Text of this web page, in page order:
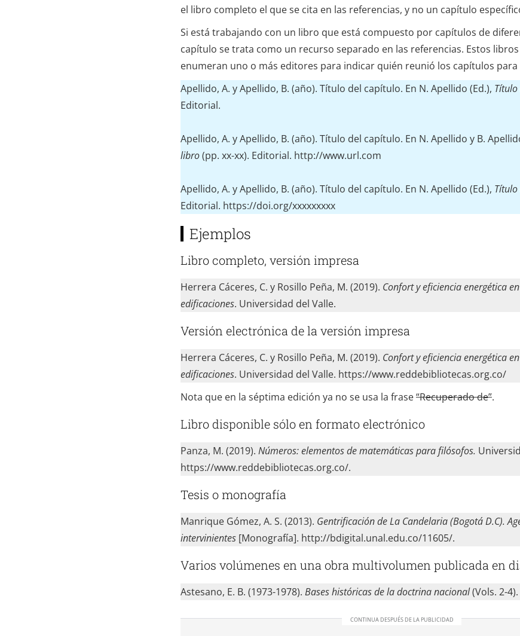
el libro completo el que se cita en las referencias, y no un capítulo
Si está trabajando con un libro que está compuesto por capítulos de
capítulo se trata como un recurso separado en las referencias. Estos
enumeran uno o más editores para indicar quién reunió los capítulos
Apellido, A. y Apellido, B. (año). Título del capítulo. En N. Apellido (Ed.),
Editorial.
Apellido, A. y Apellido, B. (año). Título del capítulo. En N. Apellido y B.
libro(pp. xx-xx). Editorial. http://www.url.com
Apellido, A. y Apellido, B. (año). Título del capítulo. En N. Apellido (Ed.),
Editorial. https://doi.org/xxxxxxxxx
Ejemplos
Libro completo, versión impresa
Herrera Cáceres, C. y Rosillo Peña, M. (2019). Confort y eficiencia energética
edificaciones. Universidad del Valle.
Versión electrónica de la versión impresa
Herrera Cáceres, C. y Rosillo Peña, M. (2019). Confort y eficiencia energética
edificaciones. Universidad del Valle. https://www.reddebibliotecas.org.co/
Nota que en la séptima edición ya no se usa la frase“Recuperado de”.
Libro disponible sólo en formato electrónico
Panza, M. (2019). Números: elementos de matemáticas para filósofos.
https://www.reddebibliotecas.org.co/.
Tesis o monografía
Manrique Gómez, A. S. (2013). Gentrificación de La Candelaria (Bogotá D.C).
intervinientes [Monografía]. http://bdigital.unal.edu.co/11605/.
Varios volúmenes en una obra multivolumen publicada en
Astesano, E. B. (1973-1978). Bases históricas de la doctrina nacional(Vols. 2-